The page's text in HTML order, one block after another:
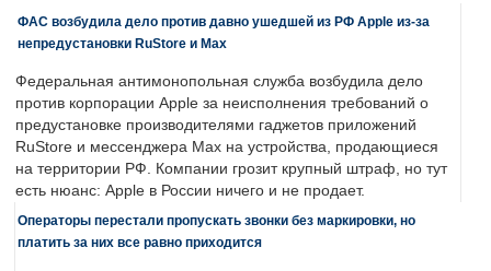
ФАС возбудила дело против давно ушедшей из РФ Apple из-за
непредустановки RuStore и Max
Федеральная антимонопольная служба возбудила дело
против корпорации Apple за неисполнения требований о
предустановке производителями гаджетов приложений
RuStore и мессенджера Max на устройства, продающиеся
на территории РФ. Компании грозит крупный штраф, но тут
есть нюанс: Apple в России ничего и не продает.
Операторы перестали пропускать звонки без маркировки, но
платить за них все равно приходится